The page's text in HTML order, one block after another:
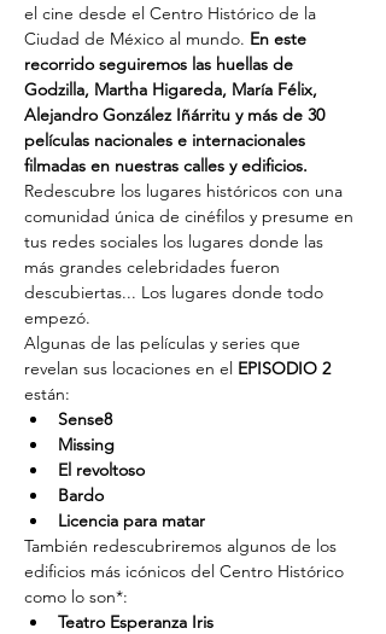
el cine desde el Centro Histórico de la
Ciudad de México al mundo. En este
recorrido seguiremos las huellas de
Godzilla, Martha Higareda, María Félix,
Alejandro González Iñárritu y más de 30
películas nacionales e internacionales
filmadas en nuestras calles y edificios.
Redescubre los lugares históricos con una
comunidad única de cinéfilos y presume en
tus redes sociales los lugares donde las
más grandes celebridades fueron
descubiertas... Los lugares donde todo
empezó.
Algunas de las películas y series que
revelan sus locaciones en el EPISODIO 2
están:
Sense8
Missing
El revoltoso
Bardo
Licencia para matar
También redescubriremos algunos de los
edificios más icónicos del Centro Histórico
como lo son*:
Teatro Esperanza Iris